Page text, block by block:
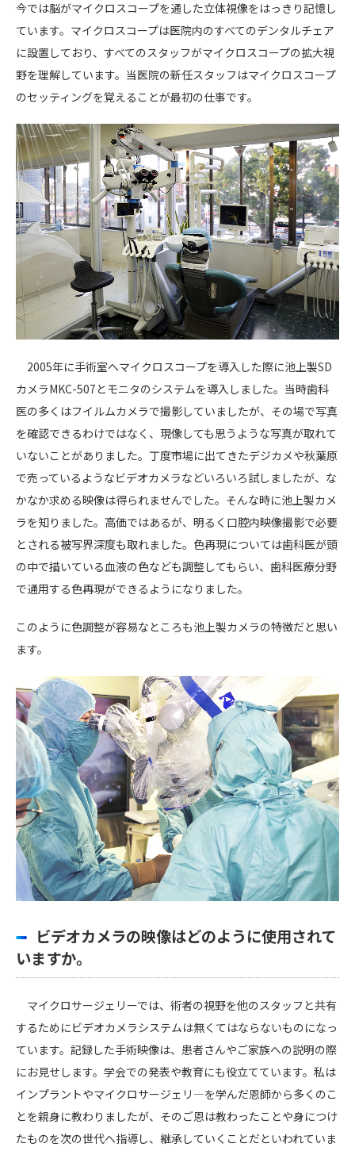
今では脳がマイクロスコープを通した立体視像をはっきり記憶し
ています。マイクロスコープは医院内のすべてのデンタルチェア
に設置しており、すべてのスタッフがマイクロスコープの拡大視
野を理解しています。当医院の新任スタッフはマイクロスコープ
のセッティングを覚えることが最初の仕事です。
2005年に手術室へマイクロスコープを導入した際に池上製SD
カメラMKC-507とモニタのシステムを導入しました。当時歯科
医の多くはフイルムカメラで撮影していましたが、その場で写真
を確認できるわけではなく、現像しても思うような写真が取れて
いないことがありました。丁度市場に出てきたデジカメや秋葉原
で売っているようなビデオカメラなどいろいろ試しましたが、な
かなか求める映像は得られませんでした。そんな時に池上製カメ
ラを知りました。高価ではあるが、明るく口腔内映像撮影で必要
とされる被写界深度も取れました。色再現については歯科医が頭
の中で描いている血液の色なども調整してもらい、歯科医療分野
で通用する色再現ができるようになりました。
このように色調整が容易なところも池上製カメラの特徴だと思い
ます。
ビデオカメラの映像はどのように使用されて
いますか。
マイクロサージェリーでは、術者の視野を他のスタッフと共有
するためにビデオカメラシステムは無くてはならないものになっ
ています。記録した手術映像は、患者さんやご家族への説明の際
にお見せします。学会での発表や教育にも役立てています。私は
インプラントやマイクロサージェリ―を学んだ恩師から多くのこ
とを親身に教わりましたが、そのご恩は教わったことや身につけ
たものを次の世代へ指導し、継承していくことだといわれていま